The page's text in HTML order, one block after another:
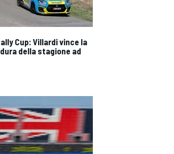
Cup: Villardi vince la
della stagione ad